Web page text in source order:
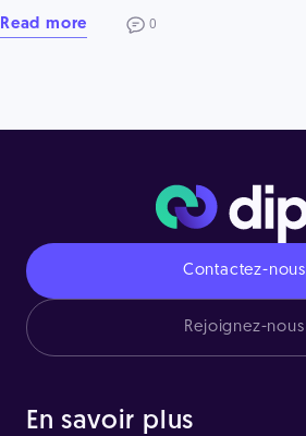
Read more 0
Contactez-nous
Rejoignez-nous
En savoir plus